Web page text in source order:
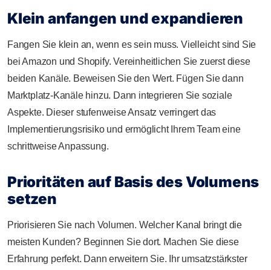
Klein anfangen und expandieren
Fangen Sie klein an, wenn es sein muss. Vielleicht sind Sie
bei Amazon und Shopify. Vereinheitlichen Sie zuerst diese
beiden Kanäle. Beweisen Sie den Wert. Fügen Sie dann
Marktplatz-Kanäle hinzu. Dann integrieren Sie soziale
Aspekte. Dieser stufenweise Ansatz verringert das
Implementierungsrisiko und ermöglicht Ihrem Team eine
schrittweise Anpassung.
Prioritäten auf Basis des Volumens
setzen
Priorisieren Sie nach Volumen. Welcher Kanal bringt die
meisten Kunden? Beginnen Sie dort. Machen Sie diese
Erfahrung perfekt. Dann erweitern Sie. Ihr umsatzstärkster